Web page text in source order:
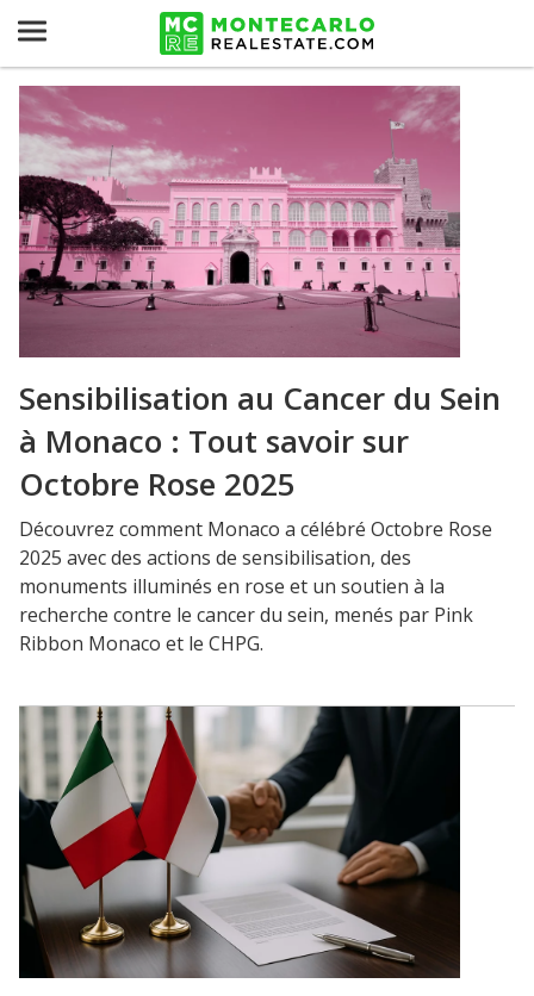
Sensibilisation au Cancer du Sein
à Monaco : Tout savoir sur
Octobre Rose 2025
Découvrez comment Monaco a célébré Octobre Rose
2025 avec des actions de sensibilisation, des
monuments illuminés en rose et un soutien à la
recherche contre le cancer du sein, menés par Pink
Ribbon Monaco et le CHPG.